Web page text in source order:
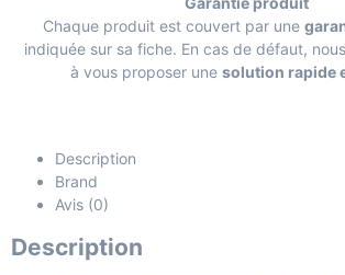
Chaque produit est couvert par une
indiquée sur sa fiche. En cas de défaut,
à vous proposer une solution rapide
Description
Brand
Avis (0)
Description